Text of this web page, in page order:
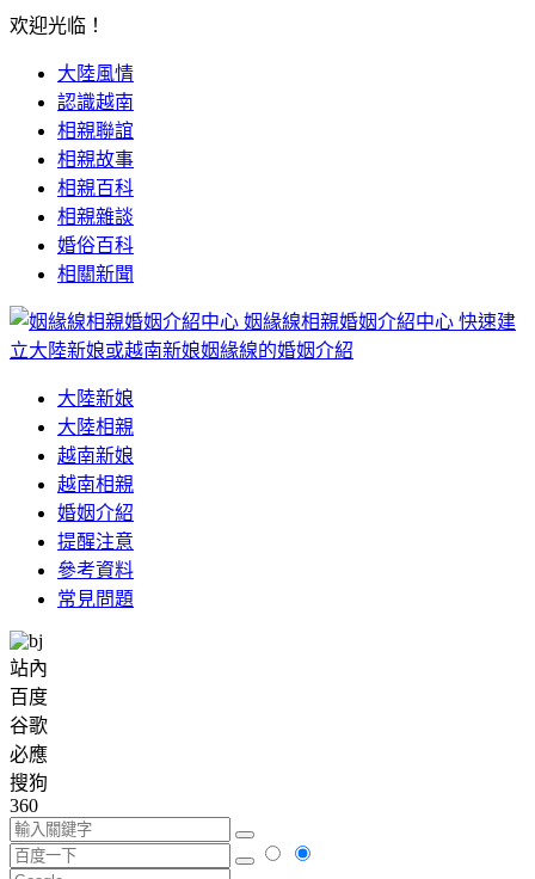
欢迎光临！
大陸風情
認識越南
相親聯誼
相親故事
相親百科
相親雜談
婚俗百科
相關新聞
姻緣線相親婚姻介紹中心 快速建
立大陸新娘或越南新娘姻緣線的婚姻介紹
大陸新娘
大陸相親
越南新娘
越南相親
婚姻介紹
提醒注意
參考資料
常見問題
站內
百度
谷歌
必應
搜狗
360